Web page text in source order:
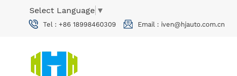
Select Language ▼
Tel : +86 18998460309 Email : iven@hjauto.com.cn